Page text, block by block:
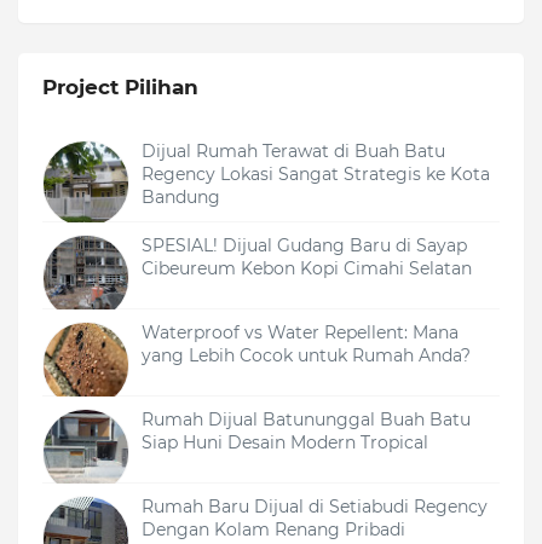
Project Pilihan
Dijual Rumah Terawat di Buah Batu
Regency Lokasi Sangat Strategis ke Kota
Bandung
SPESIAL! Dijual Gudang Baru di Sayap
Cibeureum Kebon Kopi Cimahi Selatan
Waterproof vs Water Repellent: Mana
yang Lebih Cocok untuk Rumah Anda?
Rumah Dijual Batununggal Buah Batu
Siap Huni Desain Modern Tropical
Rumah Baru Dijual di Setiabudi Regency
Dengan Kolam Renang Pribadi